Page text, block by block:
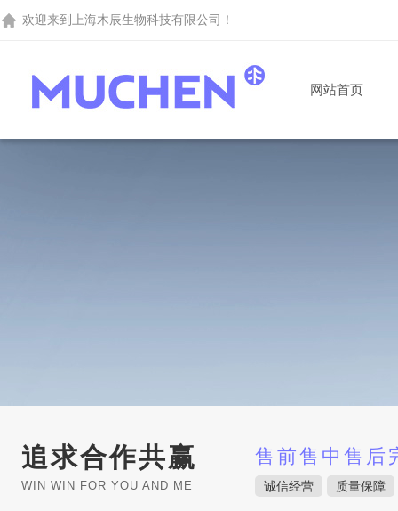
欢迎来到 上海木辰生物科技有限公司 ！
网站首页
追求合作共赢
WIN WIN FOR YOU AND ME
售前售中售后
诚信经营 质量保障